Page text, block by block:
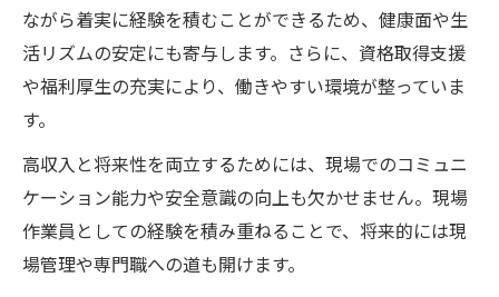
ながら着実に経験を積むことができるため、健康面や生
活リズムの安定にも寄与します。さらに、資格取得支援
や福利厚生の充実により、働きやすい環境が整っていま
す。
高収入と将来性を両立するためには、現場でのコミュニ
ケーション能力や安全意識の向上も欠かせません。現場
作業員としての経験を積み重ねることで、将来的には現
場管理や専門職への道も開けます。